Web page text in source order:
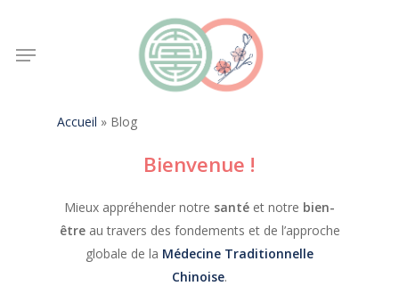
main
Menu
Accueil » Blog
Bienvenue !
Mieux appréhender notre santé et notre bien-
êtreau travers des fondements et de l’approche
globale de la Médecine Traditionnelle
Chinoise.